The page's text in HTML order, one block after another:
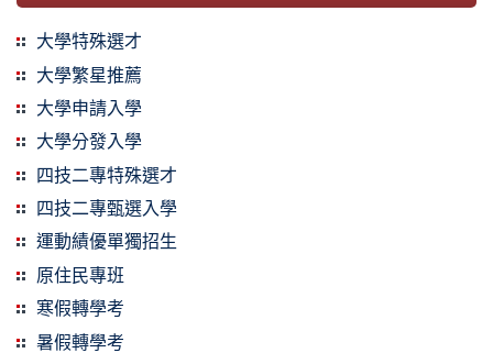
大學特殊選才
大學繁星推薦
大學申請入學
大學分發入學
四技二專特殊選才
四技二專甄選入學
運動績優單獨招生
原住民專班
寒假轉學考
暑假轉學考